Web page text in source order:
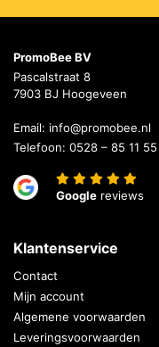
PromoBee BV
Pascalstraat 8
7903 BJ Hoogeveen
Email: info@promobee.nl
Telefoon: 0528 – 85 11 55
Google reviews
Klantenservice
Contact
Mijn account
Algemene voorwaarden
Leveringsvoorwaarden